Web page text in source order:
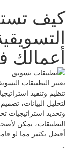
كيف
أعمالك في
تعتبر التطبيقات
تنظيم وتنفيذ
لتحليل البيانات،
التطبيقات، يمكن
أفضل بكثير مما لو